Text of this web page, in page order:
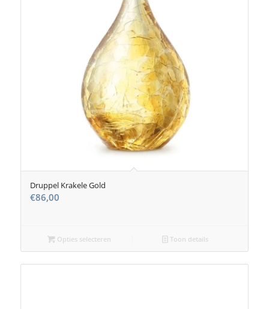
Druppel Krakele Gold
€86,00
Opties selecteren Toon details